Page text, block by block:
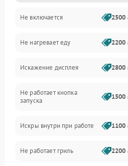
Механика и внутренние
Механические повреждения
Питание и запуск
Нагрев и приготовление
Программное обеспечение
Не включается 2500
Не нагревает еду 2200
Искажение дисплея 2800
Не работает кнопка
запуска
1500
Искры внутри при работе 1100
Не работает гриль 2200